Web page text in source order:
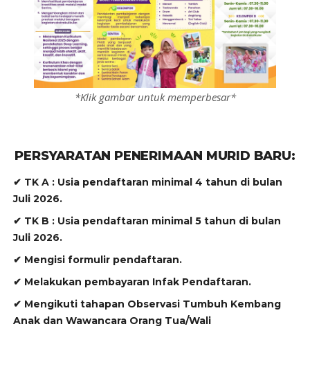
*Klik gambar untuk memperbesar*
PERSYARATAN PENERIMAAN MURID BARU:
✔ TK A : Usia pendaftaran minimal 4 tahun di bulan
Juli 2026.
✔ TK B : Usia pendaftaran minimal 5 tahun di bulan
Juli 2026.
✔ Mengisi formulir pendaftaran.
✔ Melakukan pembayaran Infak Pendaftaran.
✔ Mengikuti tahapan Observasi Tumbuh Kembang
Anak dan Wawancara Orang Tua/Wali